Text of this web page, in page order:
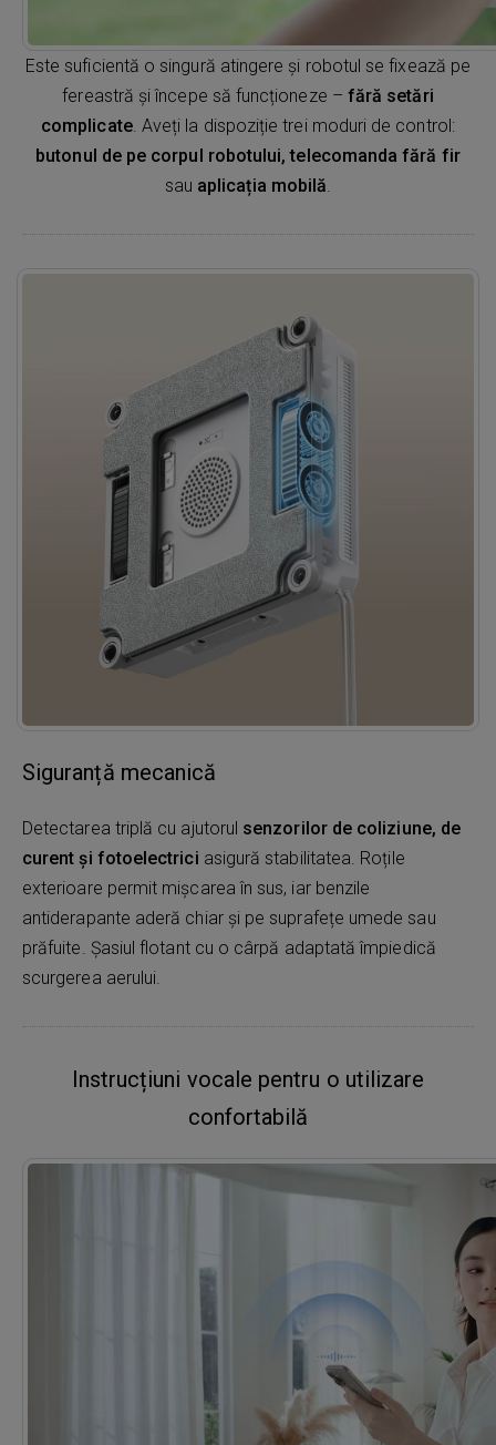
Este suficientă o singură atingere și robotul se fixează pe
fereastră și începe să funcționeze – fără setări
complicate. Aveți la dispoziție trei moduri de control:
butonul de pe corpul robotului, telecomanda fără fir
sau aplicația mobilă
Siguranță mecanică
Detectarea triplă cu ajutorul senzorilor de coliziune, de
curent și fotoelectrici asigură stabilitatea. Roțile
exterioare permit mișcarea în sus, iar benzile
antiderapante aderă chiar și pe suprafețe umede sau
prăfuite. Șasiul flotant cu o cârpă adaptată împiedică
scurgerea aerului.
Instrucțiuni vocale pentru o utilizare
confortabilă